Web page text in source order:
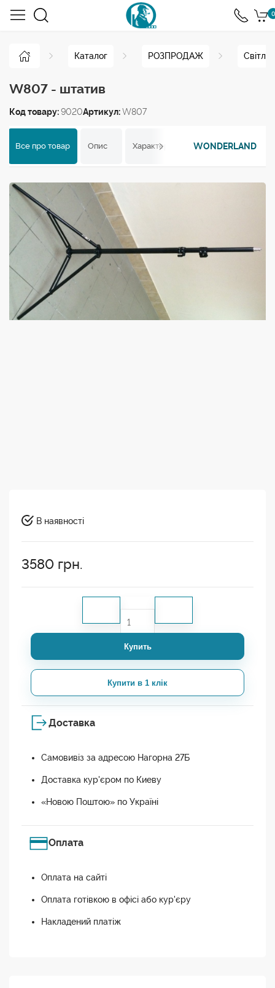
0
Каталог РОЗПРОДАЖ
W807 - штатив
Код товару:9020Артикул:W807
Все про товар Опис Характеристики Відгуки
WONDERLAND
В наявності
3580 грн.
Купить
Купити в 1 клік
Доставка
Самовивіз за адресою Нагорна 27Б
Доставка кур'єром по Киеву
«Новою Поштою» по Україні
Оплата
Оплата на сайті
Оплата готівкою в офісі або кур'єру
Накладений платіж